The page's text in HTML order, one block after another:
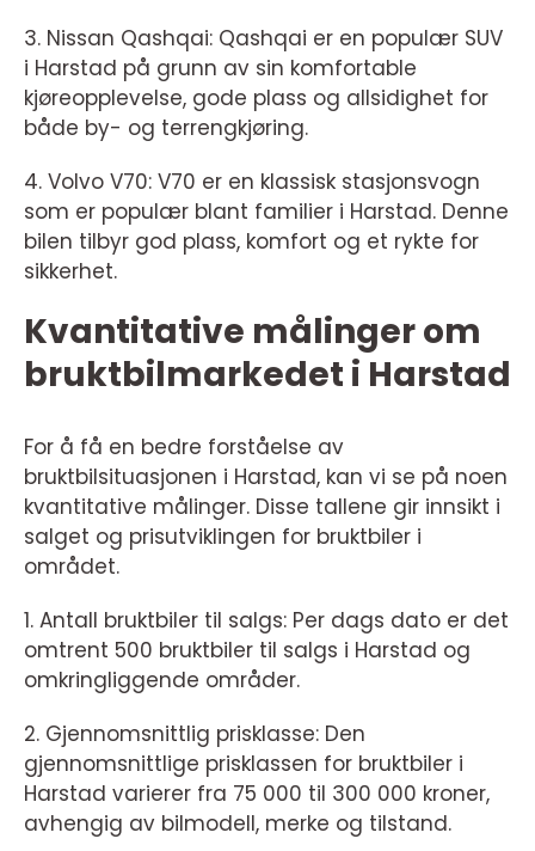
3. Nissan Qashqai: Qashqai er en populær SUV
i Harstad på grunn av sin komfortable
kjøreopplevelse, gode plass og allsidighet for
både by- og terrengkjøring.
4. Volvo V70: V70 er en klassisk stasjonsvogn
som er populær blant familier i Harstad. Denne
bilen tilbyr god plass, komfort og et rykte for
sikkerhet.
Kvantitative målinger om
bruktbilmarkedet i Harstad
For å få en bedre forståelse av
bruktbilsituasjonen i Harstad, kan vi se på noen
kvantitative målinger. Disse tallene gir innsikt i
salget og prisutviklingen for bruktbiler i
området.
1. Antall bruktbiler til salgs: Per dags dato er det
omtrent 500 bruktbiler til salgs i Harstad og
omkringliggende områder.
2. Gjennomsnittlig prisklasse: Den
gjennomsnittlige prisklassen for bruktbiler i
Harstad varierer fra 75 000 til 300 000 kroner,
avhengig av bilmodell, merke og tilstand.